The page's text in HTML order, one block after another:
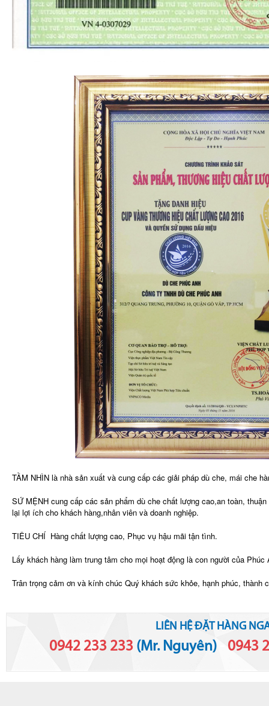
TẦM NHÌN là nhà sản xuất và cung cấp các giải pháp dù che, mái che
SỨ MỆNH cung cấp các sản phẩm dù che chất lượng cao,an toàn,
lại lợi ích cho khách hàng,nhân viên và doanh nghiệp.
TIÊU CHÍ Hàng chất lượng cao, Phục vụ hậu mãi tận tình.
Lấy khách hàng làm trung tâm cho mọi hoạt động là con người của Phúc
Trân trọng cảm ơn và kính chúc Quý khách sức khỏe, hạnh phúc, thành
LIÊN HỆ ĐẶT HÀNG
0942 233 233 (Mr. Nguyên)- 0943